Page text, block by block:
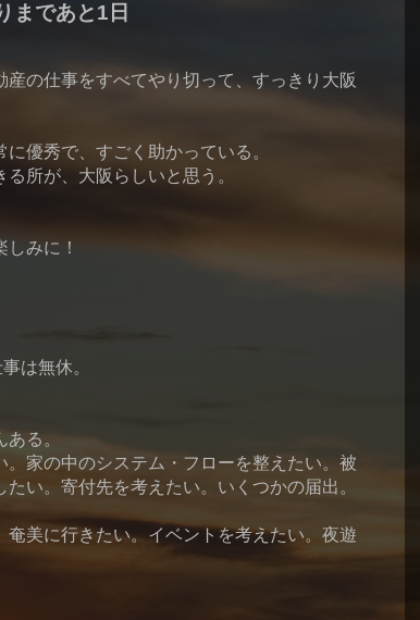
まであと1日
の仕事をすべてやり切って、すっきり大阪
優秀で、すごく助かっている。
所が、大阪らしいと思う。
みに！
は無休。
る。
家の中のシステム・フローを整えたい。被
い。寄付先を考えたい。いくつかの届出。
美に行きたい。イベントを考えたい。夜遊